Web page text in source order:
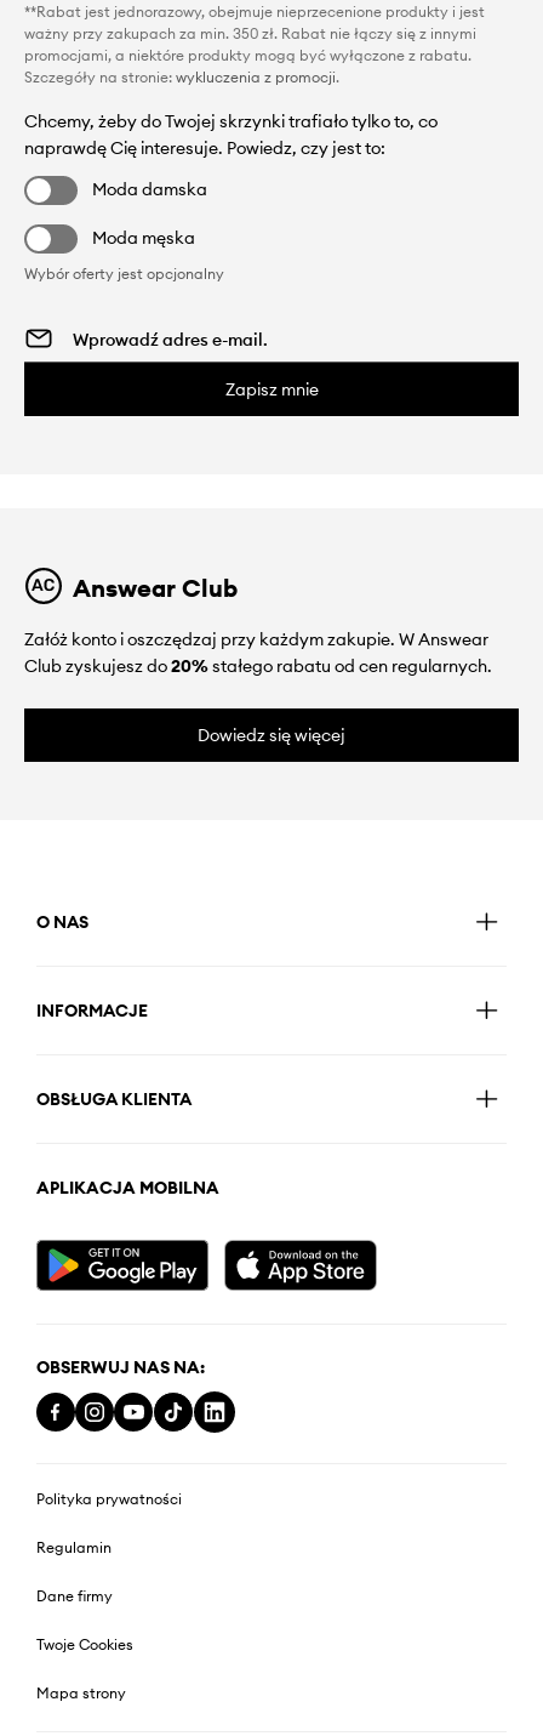
**Rabat jest jednorazowy, obejmuje nieprzecenione produkty i jest
ważny przy zakupach za min. 350 zł. Rabat nie łączy się z innymi
promocjami, a niektóre produkty mogą być wyłączone z rabatu.
Szczegóły na stronie: wykluczenia z promocji.
Chcemy, żeby do Twojej skrzynki trafiało tylko to, co
naprawdę Cię interesuje. Powiedz, czy jest to:
Moda damska
Moda męska
Wybór oferty jest opcjonalny
Zapisz mnie
Answear Club
Załóż konto i oszczędzaj przy każdym zakupie. W Answear
Club zyskujesz do20%stałego rabatu od cen regularnych.
Dowiedz się więcej
O NAS
INFORMACJE
OBSŁUGA KLIENTA
APLIKACJA MOBILNA
OBSERWUJ NAS NA:
Polityka prywatności
Regulamin
Dane firmy
Twoje Cookies
Mapa strony